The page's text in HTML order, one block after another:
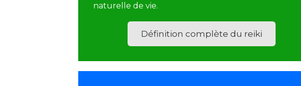
naturelle de vie.
Définition complète du reiki